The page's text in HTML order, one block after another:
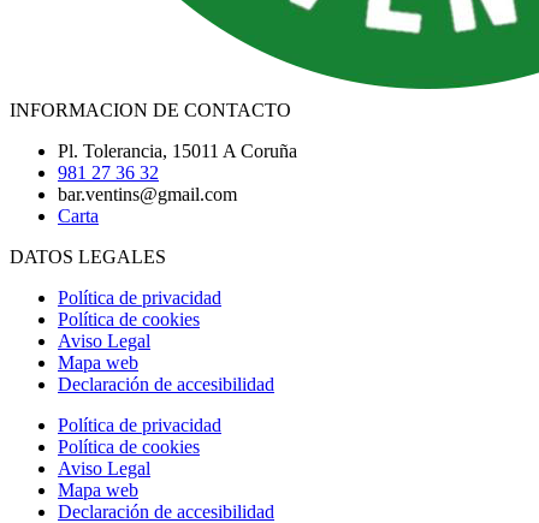
INFORMACION DE CONTACTO
Pl. Tolerancia, 15011 A Coruña
981 27 36 32
bar.ventins@gmail.com
Carta
DATOS LEGALES
Política de privacidad
Política de cookies
Aviso Legal
Mapa web
Declaración de accesibilidad
Política de privacidad
Política de cookies
Aviso Legal
Mapa web
Declaración de accesibilidad